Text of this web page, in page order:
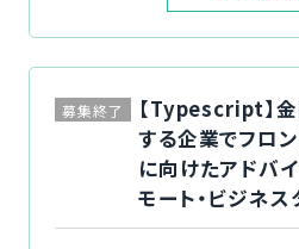
募集終了
【Typescript】
する企業でフロ
に向けたアドバ
モート・ビジネス